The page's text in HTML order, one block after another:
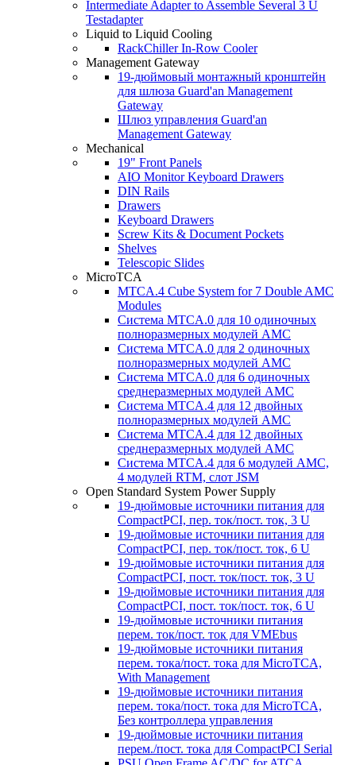
Intermediate Adapter to Assemble Several 3 U
Testadapter
Liquid to Liquid Cooling
RackChiller In-Row Cooler
Management Gateway
19-дюймовый монтажный кронштейн
для шлюза Guard'an Management
Gateway
Шлюз управления Guard'an
Management Gateway
Mechanical
19" Front Panels
AIO Monitor Keyboard Drawers
DIN Rails
Drawers
Keyboard Drawers
Screw Kits & Document Pockets
Shelves
Telescopic Slides
MicroTCA
MTCA.4 Cube System for 7 Double AMC
Modules
Система MTCA.0 для 10 одиночных
полноразмерных модулей AMC
Система MTCA.0 для 2 одиночных
полноразмерных модулей AMC
Система MTCA.0 для 6 одиночных
среднеразмерных модулей AMC
Система MTCA.4 для 12 двойных
полноразмерных модулей AMC
Система MTCA.4 для 12 двойных
среднеразмерных модулей AMC
Система MTCA.4 для 6 модулей AMC,
4 модулей RTM, слот JSM
Open Standard System Power Supply
19-дюймовые источники питания для
CompactPCI, пер. ток/пост. ток, 3 U
19-дюймовые источники питания для
CompactPCI, пер. ток/пост. ток, 6 U
19-дюймовые источники питания для
CompactPCI, пост. ток/пост. ток, 3 U
19-дюймовые источники питания для
CompactPCI, пост. ток/пост. ток, 6 U
19-дюймовые источники питания
перем. ток/пост. ток для VMEbus
19-дюймовые источники питания
перем. тока/пост. тока для MicroTCA,
With Management
19-дюймовые источники питания
перем. тока/пост. тока для MicroTCA,
Без контроллера управления
19-дюймовые источники питания
перем./пост. тока для CompactPCI Serial